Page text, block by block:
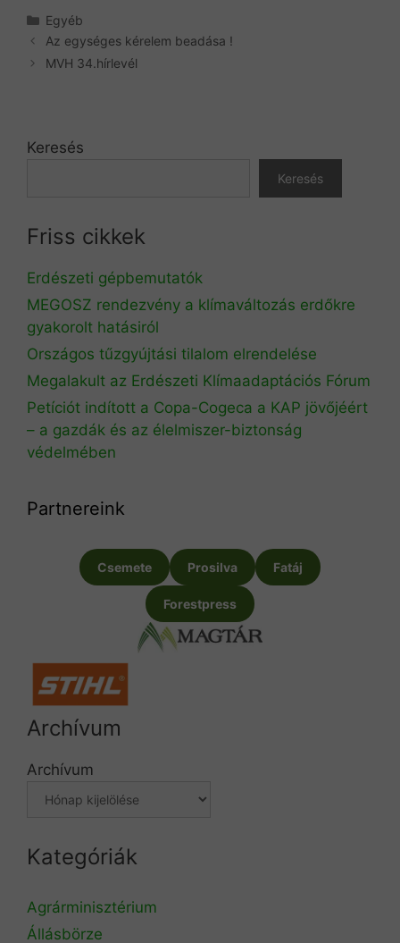
Kategória
Egyéb
Az egységes kérelem beadása !
MVH 34.hírlevél
Keresés
Keresés
Friss cikkek
Erdészeti gépbemutatók
MEGOSZ rendezvény a klímaváltozás erdőkre
gyakorolt hatásiról
Országos tűzgyújtási tilalom elrendelése
Megalakult az Erdészeti Klímaadaptációs Fórum
Petíciót indított a Copa-Cogeca a KAP jövőjéért
– a gazdák és az élelmiszer-biztonság
védelmében
Partnereink
Csemete Prosilva Fatáj
Forestpress
Archívum
Archívum
Kategóriák
Agrárminisztérium
Állásbörze